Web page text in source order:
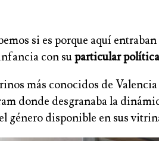
si es porque aquí
con suparticular
más conocidos de
donde desgranaba la
género disponible en sus